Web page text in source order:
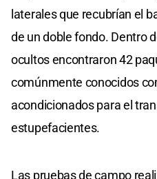
laterales que recubrían el
de un doble fondo. Dentro
ocultos encontraron 42
comúnmente conocidos
acondicionados para el
estupefacientes.
Las pruebas de campo